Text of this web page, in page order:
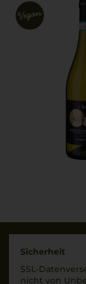
Sicherheit
SSL-
nicht von